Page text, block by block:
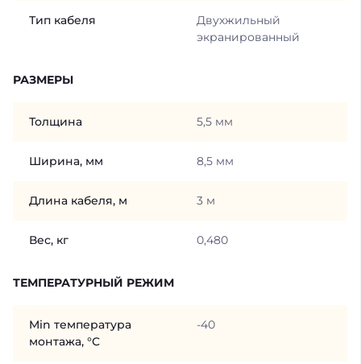
Тип кабеля
Двухжильный
экранированный
РАЗМЕРЫ
Толщина 5,5 мм
Ширина, мм 8,5 мм
Длина кабеля, м 3 м
Вес, кг 0,480
ТЕМПЕРАТУРНЫЙ РЕЖИМ
Min температура
монтажа, °C
-40